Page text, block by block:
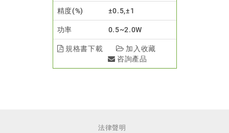
精度(%) ±0.5,±1
功率 0.5~2.0W
規格書下載
加入收藏
咨詢產品
法律聲明